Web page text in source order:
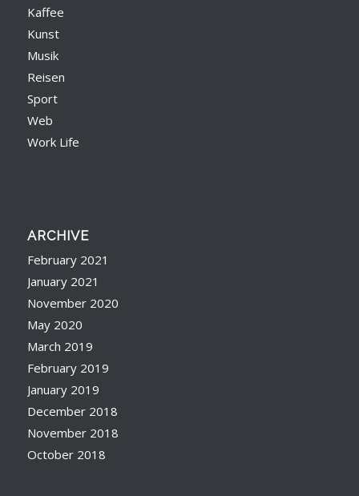
Kaffee
Kunst
Musik
Reisen
Sport
Web
Work Life
ARCHIVE
February 2021
January 2021
November 2020
May 2020
March 2019
February 2019
January 2019
December 2018
November 2018
October 2018